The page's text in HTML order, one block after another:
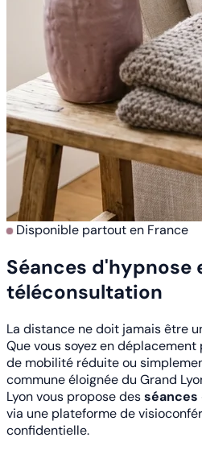
Disponible partout en France
Séances d'hypnose
téléconsultation
La distance ne doit jamais être
Que vous soyez en
de mobilité réduite ou
commune éloignée du Grand
Lyon vous propose desséances
via une plateforme de
confidentielle.